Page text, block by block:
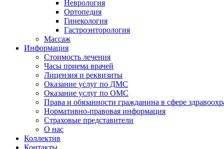
Неврология
Ортопедия
Гинекология
Гастроэнторология
Массаж
Информация
Стоимость лечения
Часы приема врачей
Лицензия и реквизиты
Оказание услуг по ДМС
Оказание услуг по ОМС
Права и обязанности гражданина в сфере
Нормативно-правовая информация
Страховые представители
О нас
Коллектив
Контакты